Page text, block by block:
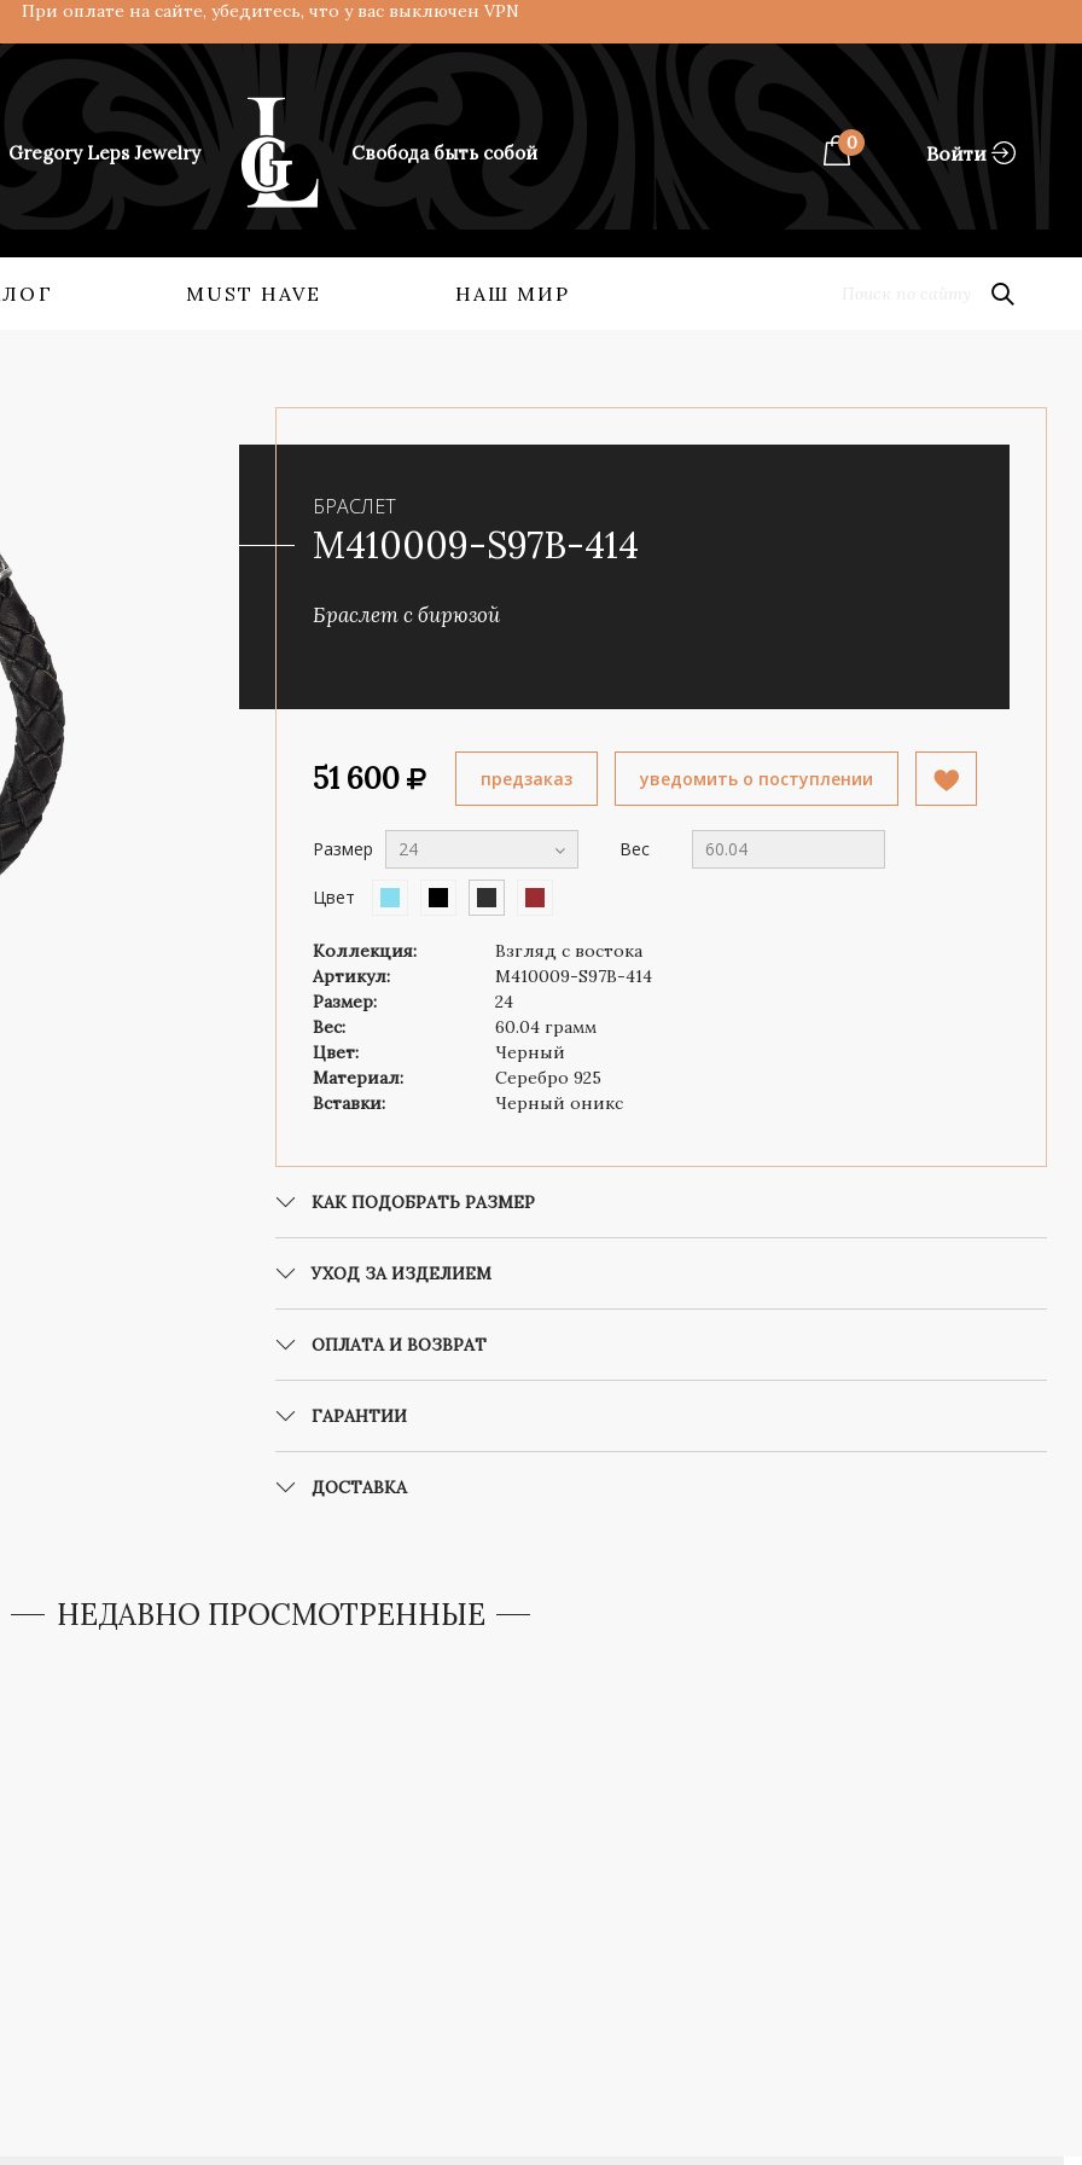
При оплате на сайте, убедитесь, что у вас выключен VPN
Gregory Leps Jewelry Свобода быть собой 0 Войти
Взгляд с востока
Мифология силы
Символ веры
MUST HAVE НАШ МИР
БРАСЛЕТ
M410009-S97B-414
Браслет с бирюзой
51 600 предзаказ уведомить о поступлении
Размер 24 Вес 60.04
Цвет
Коллекция:
Взгляд с востока
Артикул:
M410009-S97B-414
Размер:
24
Вес:
60.04 грамм
Цвет:
Черный
Материал:
Серебро 925
Вставки:
Черный оникс
КАК ПОДОБРАТЬ РАЗМЕР
УХОД ЗА ИЗДЕЛИЕМ
ОПЛАТА И ВОЗВРАТ
ГАРАНТИИ
ДОСТАВКА
НЕДАВНО ПРОСМОТРЕННЫЕ